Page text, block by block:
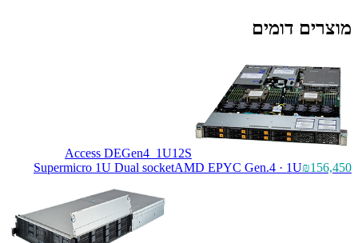
Access DEGen4_1U12S
Supermicro 1U Dual socketAMD EPYC